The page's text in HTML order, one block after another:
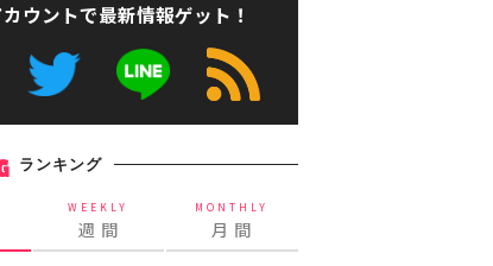
ウントで最新情報ゲット！
ランキング
WEEKLY
週 間
MONTHLY
月 間